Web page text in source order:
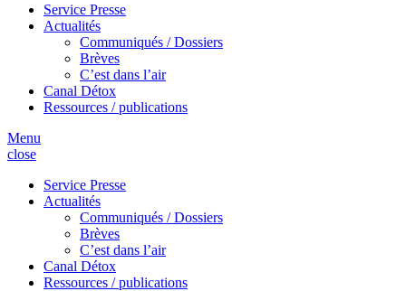
Service Presse
Actualités
Communiqués / Dossiers
Brèves
C’est dans l’air
Canal Détox
Ressources / publications
Menu
close
Service Presse
Actualités
Communiqués / Dossiers
Brèves
C’est dans l’air
Canal Détox
Ressources / publications